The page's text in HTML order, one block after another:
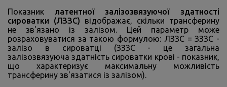
Показник латентної залізозвязуючої здатності
сироватки (ЛЗЗС) відображає, скільки трансферину
не зв'язано із залізом. Цей параметр може
розраховуватися за такою формулою: ЛЗЗС = ЗЗЗС -
залізо в сироватці (ЗЗЗС - це загальна
залізозвязуюча здатність сироватки крові - показник,
що характеризує максимальну можливість
трансферину зв'язатися із залізом).